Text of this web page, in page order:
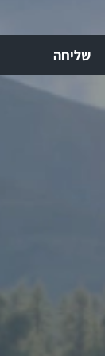
שליחה